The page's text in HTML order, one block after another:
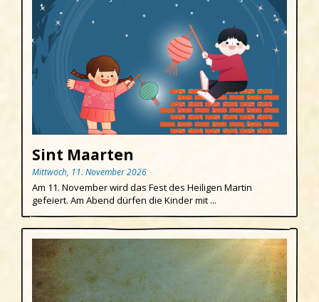
Sint Maarten
Mittwoch, 11. November 2026
Am 11. November wird das Fest des Heiligen Martin
gefeiert. Am Abend dürfen die Kinder mit ...